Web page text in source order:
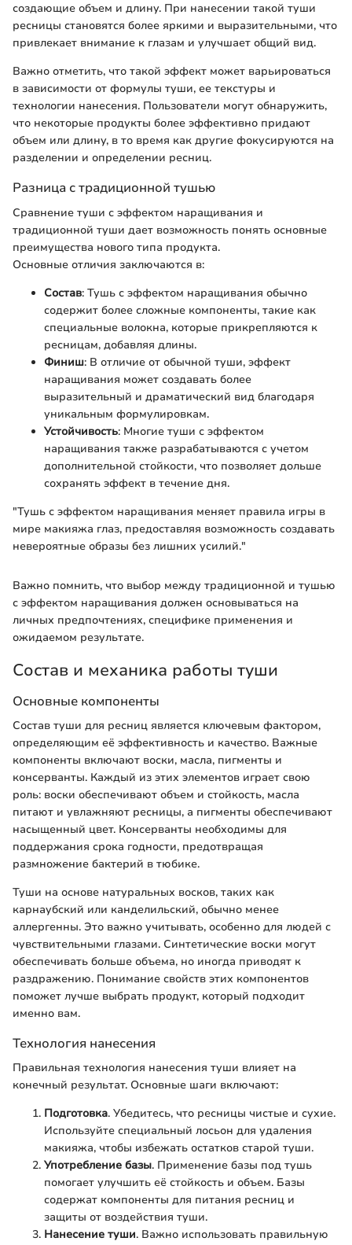
создающие объем и длину. При нанесении такой туши
ресницы становятся более яркими и выразительными, что
привлекает внимание к глазам и улучшает общий вид.
Важно отметить, что такой эффект может варьироваться
в зависимости от формулы туши, ее текстуры и
технологии нанесения. Пользователи могут обнаружить,
что некоторые продукты более эффективно придают
объем или длину, в то время как другие фокусируются на
разделении и определении ресниц.
Разница с традиционной тушью
Сравнение туши с эффектом наращивания и
традиционной туши дает возможность понять основные
преимущества нового типа продукта.
Основные отличия заключаются в:
Состав: Тушь с эффектом наращивания обычно
содержит более сложные компоненты, такие как
специальные волокна, которые прикрепляются к
ресницам, добавляя длины.
Финиш: В отличие от обычной туши, эффект
наращивания может создавать более
выразительный и драматический вид благодаря
уникальным формулировкам.
Устойчивость: Многие туши с эффектом
наращивания также разрабатываются с учетом
дополнительной стойкости, что позволяет дольше
сохранять эффект в течение дня.
"Тушь с эффектом наращивания меняет правила игры в
мире макияжа глаз, предоставляя возможность создавать
невероятные образы без лишних усилий."
Важно помнить, что выбор между традиционной и тушью
с эффектом наращивания должен основываться на
личных предпочтениях, специфике применения и
ожидаемом результате.
Состав и механика работы туши
Основные компоненты
Состав туши для ресниц является ключевым фактором,
определяющим её эффективность и качество. Важные
компоненты включают воски, масла, пигменты и
консерванты. Каждый из этих элементов играет свою
роль: воски обеспечивают объем и стойкость, масла
питают и увлажняют ресницы, а пигменты обеспечивают
насыщенный цвет. Консерванты необходимы для
поддержания срока годности, предотвращая
размножение бактерий в тюбике.
Туши на основе натуральных восков, таких как
карнаубский или канделильский, обычно менее
аллергенны. Это важно учитывать, особенно для людей с
чувствительными глазами. Синтетические воски могут
обеспечивать больше объема, но иногда приводят к
раздражению. Понимание свойств этих компонентов
поможет лучше выбрать продукт, который подходит
именно вам.
Технология нанесения
Правильная технология нанесения туши влияет на
конечный результат. Основные шаги включают:
Подготовка. Убедитесь, что ресницы чистые и сухие.
Используйте специальный лосьон для удаления
макияжа, чтобы избежать остатков старой туши.
Употребление базы. Применение базы под тушь
помогает улучшить её стойкость и объем. Базы
содержат компоненты для питания ресниц и
защиты от воздействия туши.
Нанесение туши. Важно использовать правильную